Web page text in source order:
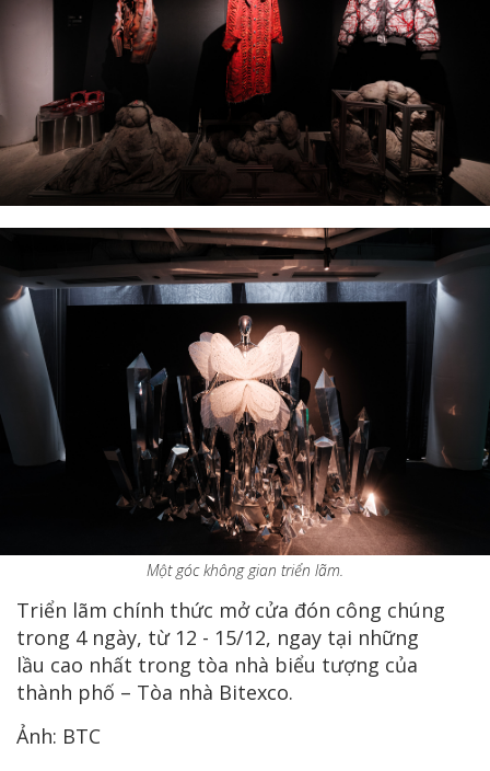
Một góc không gian triển lãm.
Triển lãm chính thức mở cửa đón công chúng
trong 4 ngày, từ 12 - 15/12, ngay tại những
lầu cao nhất trong tòa nhà biểu tượng của
thành phố – Tòa nhà Bitexco.
Ảnh: BTC